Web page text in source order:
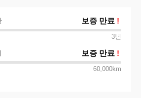
보증 만료 !
3년
보증 만료 !
60,000km